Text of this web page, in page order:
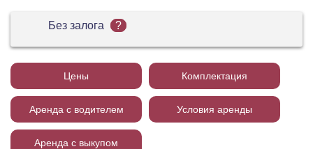
Цены Комплектация
Аренда с водителем Условия аренды
Аренда с выкупом
Без залога ?